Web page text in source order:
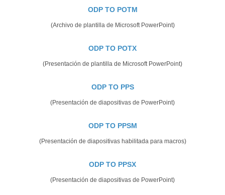
ODP TO POTM
(Archivo de plantilla de Microsoft PowerPoint)
ODP TO POTX
(Presentación de plantilla de Microsoft PowerPoint)
ODP TO PPS
(Presentación de diapositivas de PowerPoint)
ODP TO PPSM
(Presentación de diapositivas habilitada para macros)
ODP TO PPSX
(Presentación de diapositivas de PowerPoint)